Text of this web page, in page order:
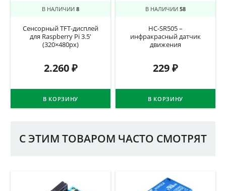
В НАЛИЧИИ 8
Сенсорный TFT-дисплей
для Raspberry Pi 3.5′
(320×480px)
2.260₽
В КОРЗИНУ
В НАЛИЧИИ 58
HC-SR505 –
инфракрасный датчик
движения
229₽
В КОРЗИНУ
С ЭТИМ ТОВАРОМ ЧАСТО СМОТРЯТ